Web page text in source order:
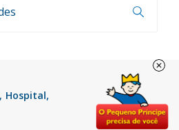
Hospital